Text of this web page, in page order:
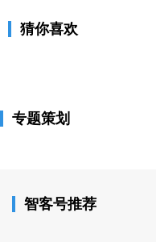
猜你喜欢
专题策划
智客号推荐